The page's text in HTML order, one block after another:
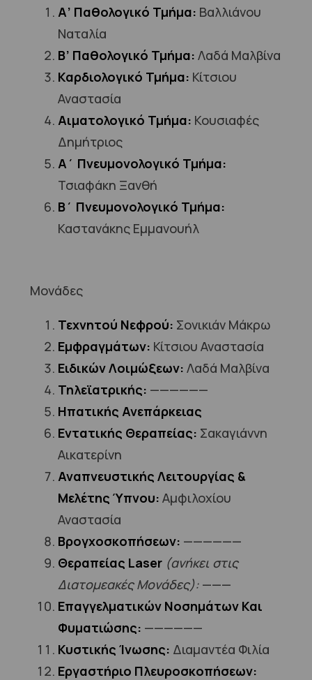
Α’ Παθολογικό Τμήμα: Βαλλιάνου
Ναταλία
Β’ Παθολογικό Τμήμα: Λαδά Μαλβίνα
Καρδιολογικό Τμήμα: Κίτσιου
Αναστασία
Αιματολογικό Τμήμα: Κουσιαφές
Δημήτριος
Α΄ Πνευμονολογικό Τμήμα:
Τσιαφάκη Ξανθή
Β΄ Πνευμονολογικό Τμήμα:
Καστανάκης Εμμανουήλ
Μονάδες
Τεχνητού Νεφρού: Σονικιάν Μάκρω
Εμφραγμάτων: Κίτσιου Αναστασία
Ειδικών Λοιμώξεων: Λαδά Μαλβίνα
Τηλεϊατρικής: ——————
Ηπατικής Ανεπάρκειας
Εντατικής Θεραπείας: Σακαγιάννη
Αικατερίνη
Αναπνευστικής Λειτουργίας &
Μελέτης Ύπνου: Αμφιλοχίου
Αναστασία
Βρογχοσκοπήσεων: ——————
Θεραπείας Laser (ανήκει στις
Διατομεακές Μονάδες):———
Επαγγελματικών Νοσημάτων Και
Φυματιώσης: ——————
Κυστικής Ίνωσης: Διαμαντέα Φιλία
Εργαστήριο Πλευροσκοπήσεων: